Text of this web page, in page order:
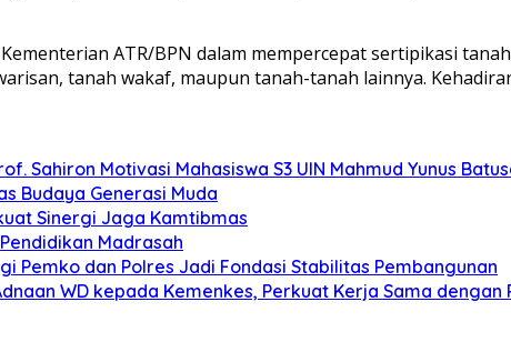
ATR/BPN dalam mempercepat sertipikasi
tanah wakaf, maupun tanah-tanah lainnya.
Sahiron Motivasi Mahasiswa S3 UIN Mahmud Yunus
Budaya Generasi Muda
Sinergi Jaga Kamtibmas
Madrasah
Pemko dan Polres Jadi Fondasi Stabilitas Pembangunan
WD kepada Kemenkes, Perkuat Kerja Sama dengan